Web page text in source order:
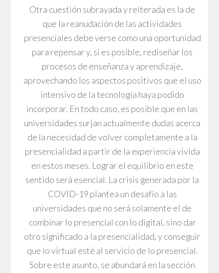
Otra cuestión subrayada y reiterada es la de
que la reanudación de las actividades
presenciales debe verse como una oportunidad
para repensar y, si es posible, rediseñar los
procesos de enseñanza y aprendizaje,
aprovechando los aspectos positivos que el uso
intensivo de la tecnología haya podido
incorporar. En todo caso, es posible que en las
universidades surjan actualmente dudas acerca
de la necesidad de volver completamente a la
presencialidad a partir de la experiencia vivida
en estos meses. Lograr el equilibrio en este
sentido será esencial. La crisis generada por la
COVID-19 plantea un desafío a las
universidades que no será solamente el de
combinar lo presencial con lo digital, sino dar
otro significado a la presencialidad, y conseguir
que lo virtual esté al servicio de lo presencial.
Sobre este asunto, se abundará en la sección